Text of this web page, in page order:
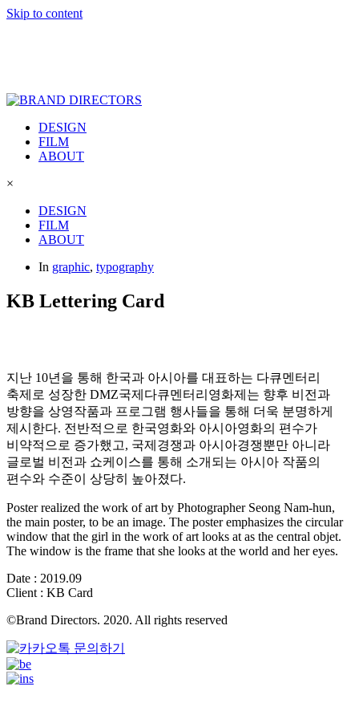
Skip to content
DESIGN
FILM
ABOUT
×
DESIGN
FILM
ABOUT
In graphic, typography
KB Lettering Card
지난 10년을 통해 한국과 아시아를 대표하는 다큐멘터리
축제로 성장한 DMZ국제다큐멘터리영화제는 향후 비전과
방향을 상영작품과 프로그램 행사들을 통해 더욱 분명하게
제시한다. 전반적으로 한국영화와 아시아영화의 편수가
비약적으로 증가했고, 국제경쟁과 아시아경쟁뿐만 아니라
글로벌 비전과 쇼케이스를 통해 소개되는 아시아 작품의
편수와 수준이 상당히 높아졌다.
Poster realized the work of art by Photographer Seong Nam-hun,
the main poster, to be an image. The poster emphasizes the circular
window that the girl in the work of art looks at as the central objet.
The window is the frame that she looks at the world and her eyes.
Date : 2019.09
Client : KB Card
©Brand Directors. 2020. All rights reserved